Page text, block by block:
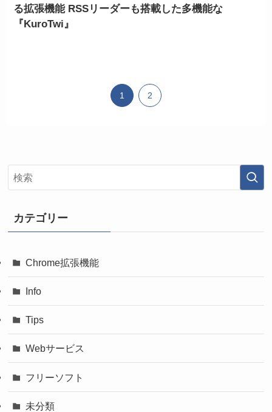
る拡張機能 RSSリーダーも搭載した多機能な
『KuroTwi』
1 2
カテゴリー
Chrome拡張機能
Info
Tips
Webサービス
フリーソフト
未分類